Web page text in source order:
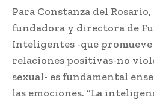
Para Constanza del
fundadora y directora de
Inteligentes -que
relaciones positivas-no
sexual- es fundamental
las emociones. “La